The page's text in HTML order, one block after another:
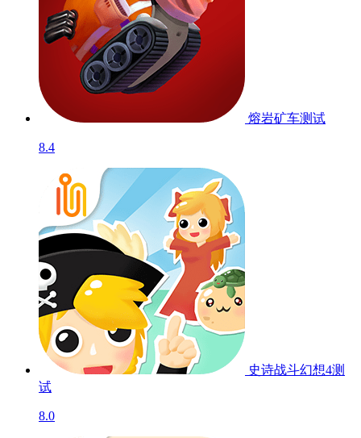
熔岩矿车测试
8.4
史诗战斗幻想4测
试
8.0